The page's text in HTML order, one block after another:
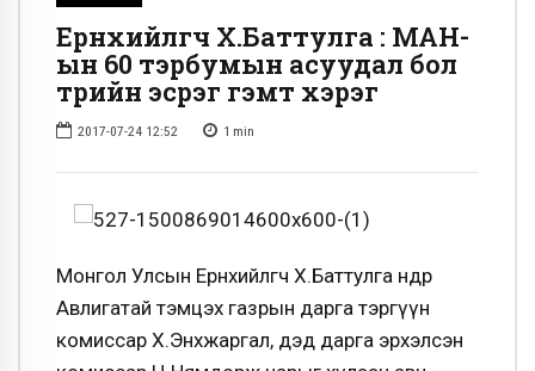
Ерөнхийлөгч Х.Баттулга : МАН-
ын 60 тэрбумын асуудал бол
төрийн эсрэг гэмт хэрэг
2017-07-24 12:52 1 min
Монгол Улсын Ерөнхийлөгч Х.Баттулга өнөөдөр
Авлигатай тэмцэх газрын дарга тэргүүн
комиссар Х.Энхжаргал, дэд дарга эрхэлсэн